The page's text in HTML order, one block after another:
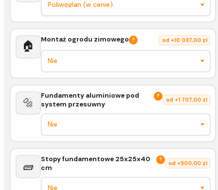
🏠 Montaż ogrodu zimowego ? od +10 037,00 zl
🔩
Fundamenty aluminiowe pod
system przesuwny
?
od +1 707,00 zl
🧱
Stopy fundamentowe 25x25x40
cm
?
od +500,00 zl